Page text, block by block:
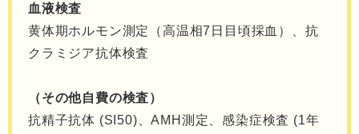
血液検査
黄体期ホルモン測定（高温相7日目頃採血）、抗
クラミジア抗体検査
（その他自費の検査）
抗精子抗体 (SI50)、AMH測定、感染症検査 (1年